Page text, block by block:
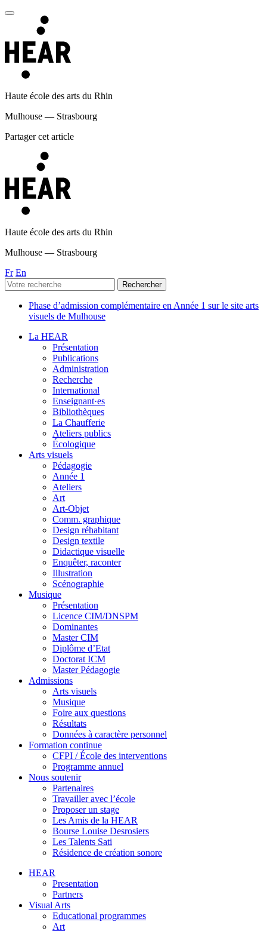
Haute école des arts du Rhin
Mulhouse — Strasbourg
Partager cet article
Haute école des arts du Rhin
Mulhouse — Strasbourg
Fr En
Phase d’admission complémentaire en Année 1 sur le site arts
visuels de Mulhouse
La HEAR
Présentation
Publications
Administration
Recherche
International
Enseignant·es
Bibliothèques
La Chaufferie
Ateliers publics
Écologique
Arts visuels
Pédagogie
Année 1
Ateliers
Art
Art-Objet
Comm. graphique
Design réhabitant
Design textile
Didactique visuelle
Enquêter, raconter
Illustration
Scénographie
Musique
Présentation
Licence CIM/DNSPM
Dominantes
Master CIM
Diplôme d’Etat
Doctorat ICM
Master Pédagogie
Admissions
Arts visuels
Musique
Foire aux questions
Résultats
Données à caractère personnel
Formation continue
CFPI / École des interventions
Programme annuel
Nous soutenir
Partenaires
Travailler avec l’école
Proposer un stage
Les Amis de la HEAR
Bourse Louise Desrosiers
Les Talents Sati
Résidence de création sonore
HEAR
Presentation
Partners
Visual Arts
Educational programmes
Art